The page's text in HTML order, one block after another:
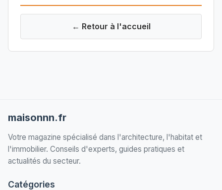
← Retour à l'accueil
maisonnn.fr
Votre magazine spécialisé dans l'architecture, l'habitat et
l'immobilier. Conseils d'experts, guides pratiques et
actualités du secteur.
Catégories